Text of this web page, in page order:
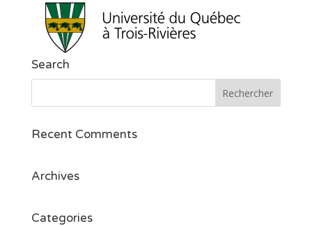
Search
Recent Comments
Archives
Categories